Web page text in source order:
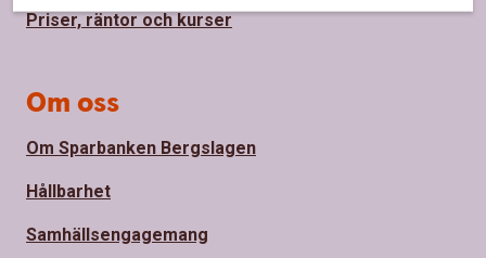
Priser, räntor och kurser
Om oss
Om Sparbanken Bergslagen
Hållbarhet
Samhällsengagemang